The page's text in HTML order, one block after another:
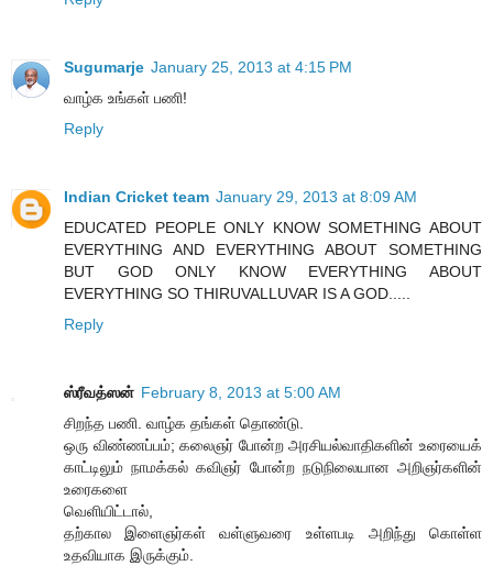
Sugumarje January 25, 2013 at 4:15 PM
வாழ்க உங்கள் பணி!
Reply
Indian Cricket team January 29, 2013 at 8:09 AM
EDUCATED PEOPLE ONLY KNOW SOMETHING ABOUT
EVERYTHING AND EVERYTHING ABOUT SOMETHING
BUT GOD ONLY KNOW EVERYTHING ABOUT
EVERYTHING SO THIRUVALLUVAR IS A GOD.....
Reply
ஸ்ரீவத்ஸன் February 8, 2013 at 5:00 AM
சிறந்த பணி. வாழ்க தங்கள் தொண்டு.
ஒரு விண்ணப்பம்; கலைஞர் போன்ற அரசியல்வாதிகளின் உரையைக்
காட்டிலும் நாமக்கல் கவிஞர் போன்ற நடுநிலையான அறிஞர்களின்
உரைகளை
வெளியிட்டால்,
தற்கால இளைஞர்கள் வள்ளுவரை உள்ளபடி அறிந்து கொள்ள
உதவியாக இருக்கும்.